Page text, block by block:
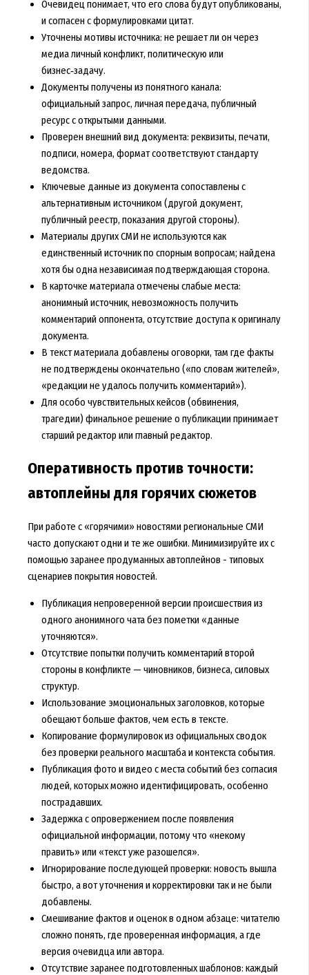
Очевидец понимает, что его слова будут опубликованы,
и согласен с формулировками цитат.
Уточнены мотивы источника: не решает ли он через
медиа личный конфликт, политическую или
бизнес‑задачу.
Документы получены из понятного канала:
официальный запрос, личная передача, публичный
ресурс с открытыми данными.
Проверен внешний вид документа: реквизиты, печати,
подписи, номера, формат соответствуют стандарту
ведомства.
Ключевые данные из документа сопоставлены с
альтернативным источником (другой документ,
публичный реестр, показания другой стороны).
Материалы других СМИ не используются как
единственный источник по спорным вопросам; найдена
хотя бы одна независимая подтверждающая сторона.
В карточке материала отмечены слабые места:
анонимный источник, невозможность получить
комментарий оппонента, отсутствие доступа к оригиналу
документа.
В текст материала добавлены оговорки, там где факты
не подтверждены окончательно («по словам жителей»,
«редакции не удалось получить комментарий»).
Для особо чувствительных кейсов (обвинения,
трагедии) финальное решение о публикации принимает
старший редактор или главный редактор.
Оперативность против точности:
автоплейны для горячих сюжетов
При работе с «горячими» новостями региональные СМИ
часто допускают одни и те же ошибки. Минимизируйте их с
помощью заранее продуманных автоплейнов - типовых
сценариев покрытия новостей.
Публикация непроверенной версии происшествия из
одного анонимного чата без пометки «данные
уточняются».
Отсутствие попытки получить комментарий второй
стороны в конфликте — чиновников, бизнеса, силовых
структур.
Использование эмоциональных заголовков, которые
обещают больше фактов, чем есть в тексте.
Копирование формулировок из официальных сводок
без проверки реального масштаба и контекста события.
Публикация фото и видео с места событий без согласия
людей, которых можно идентифицировать, особенно
пострадавших.
Задержка с опровержением после появления
официальной информации, потому что «некому
править» или «текст уже разошелся».
Игнорирование последующей проверки: новость вышла
быстро, а вот уточнения и корректировки так и не были
добавлены.
Смешивание фактов и оценок в одном абзаце: читателю
сложно понять, где проверенная информация, а где
версия очевидца или автора.
Отсутствие заранее подготовленных шаблонов: каждый